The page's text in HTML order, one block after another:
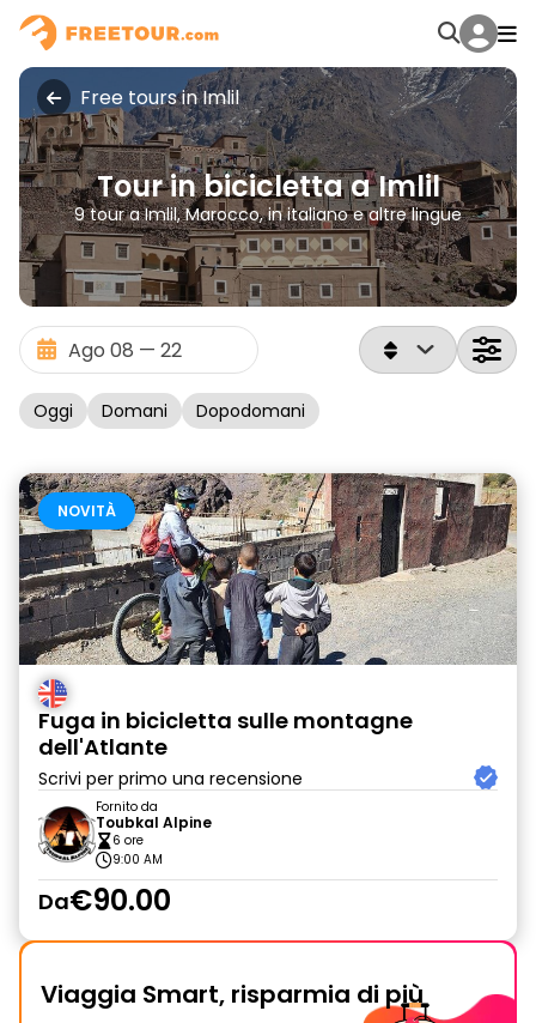
Free tours in Imlil
Tour in bicicletta a Imlil
9 tour a Imlil, Marocco, in italiano e altre lingue
Oggi Domani Dopodomani
NOVITÀ
Fuga in bicicletta sulle montagne
dell'Atlante
Scrivi per primo una recensione
Fornito da
Toubkal Alpine
6 ore
9:00 AM
Da€90.00
Viaggia Smart, risparmia di più